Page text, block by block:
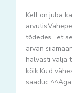
Kell on juba
tõdedes , et
arvan
halvasti välja
kõik.Kuid